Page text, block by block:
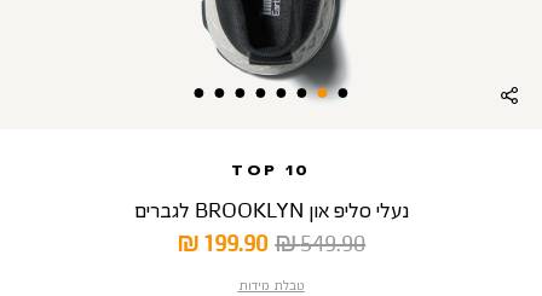
TOP 10
נעלי סליפ און BROOKLYN לגברים
מחיר
מוצר
199.90 ₪
מחיר
549.90 ₪
טבלת מידות